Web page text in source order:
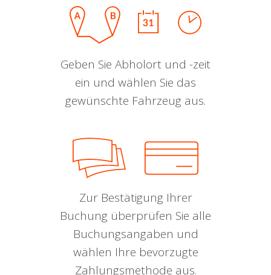
Geben Sie Abholort und -zeit
ein und wählen Sie das
gewünschte Fahrzeug aus.
Zur Bestätigung Ihrer
Buchung überprüfen Sie alle
Buchungsangaben und
wählen Ihre bevorzugte
Zahlungsmethode aus.